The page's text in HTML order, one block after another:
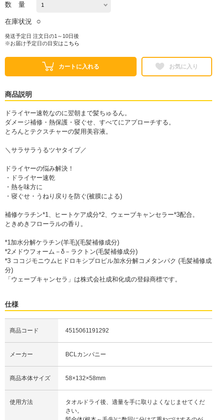
数 量
在庫状況 ○
発送予定日 注文日の1～10日後
※お届け予定日の目安は こちら
カートに入れる お気に入り
商品説明
ドライヤー速乾なのに翌朝まで髪ちゅるん。
ダメージ補修・熱保護・寝ぐせ、すべてにアプローチする。
とろんとテクスチャーの髪用美容液。
＼サラサラうるツヤタイプ／
ドライヤーの悩み解決！
・ドライヤー速乾
・熱を味方に
・寝ぐせ・うねり戻りを防ぐ(被膜による)
補修ケラチン*1、ヒートケア成分*2、ウェーブキャンセラー*3配合。
ときめきフローラルの香り。
*1加水分解ケラチン(羊毛)(毛髪補修成分)
*2メドウフォーム－δ－ラクトン(毛髪補修成分)
*3 ココジモニウムヒドロキシプロピル加水分解コメタンパク (毛髪補修成
分)
「ウェーブキャンセラ」は株式会社成和化成の登録商標です。
仕様
商品コード 4515061191292
メーカー BCLカンパニー
商品本体サイズ 58×132×58mm
使用方法
タオルドライ後、適量を手に取りよくなじませてくだ
さい。